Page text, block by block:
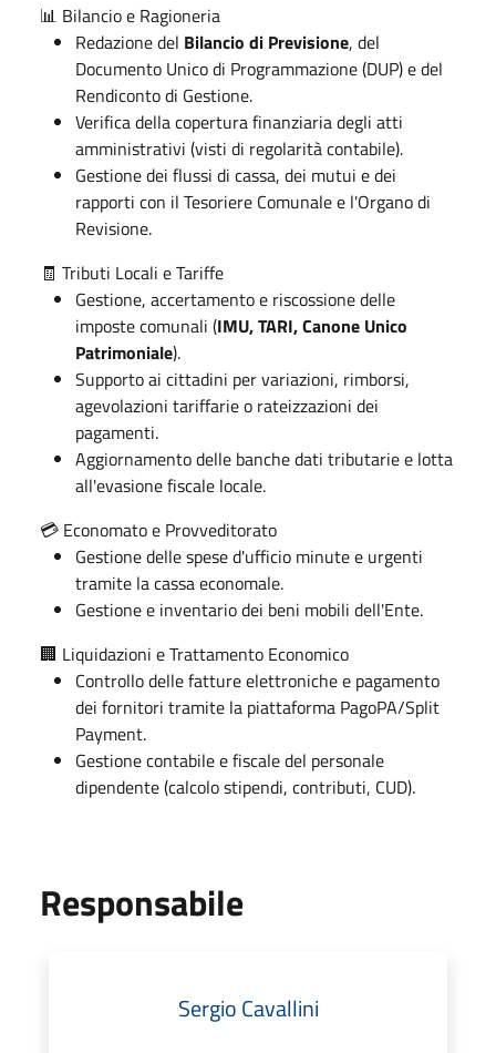
📊 Bilancio e Ragioneria
Redazione del Bilancio di Previsione, del
Documento Unico di Programmazione (DUP) e del
Rendiconto di Gestione.
Verifica della copertura finanziaria degli atti
amministrativi (visti di regolarità contabile).
Gestione dei flussi di cassa, dei mutui e dei
rapporti con il Tesoriere Comunale e l'Organo di
Revisione.
🧾 Tributi Locali e Tariffe
Gestione, accertamento e riscossione delle
imposte comunali (IMU, TARI, Canone Unico
Patrimoniale).
Supporto ai cittadini per variazioni, rimborsi,
agevolazioni tariffarie o rateizzazioni dei
pagamenti.
Aggiornamento delle banche dati tributarie e lotta
all'evasione fiscale locale.
💳 Economato e Provveditorato
Gestione delle spese d'ufficio minute e urgenti
tramite la cassa economale.
Gestione e inventario dei beni mobili dell'Ente.
🏢 Liquidazioni e Trattamento Economico
Controllo delle fatture elettroniche e pagamento
dei fornitori tramite la piattaforma PagoPA/Split
Payment.
Gestione contabile e fiscale del personale
dipendente (calcolo stipendi, contributi, CUD).
Responsabile
Sergio Cavallini